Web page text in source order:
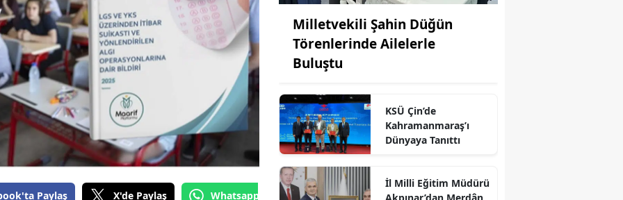
Paylaş X'de Paylaş Whatsapp'tan Gönder
Milletvekili Şahin Düğün
Törenlerinde Ailelerle
Buluştu
KSÜ Çin’de
Kahramanmaraş’ı
Dünyaya Tanıttı
İl Milli Eğitim Müdürü